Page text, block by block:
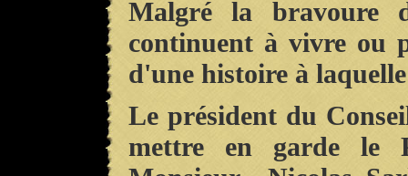
Malgré la bravoure
continuent à vivre ou
d'une histoire à
Le président du
mettre en garde le